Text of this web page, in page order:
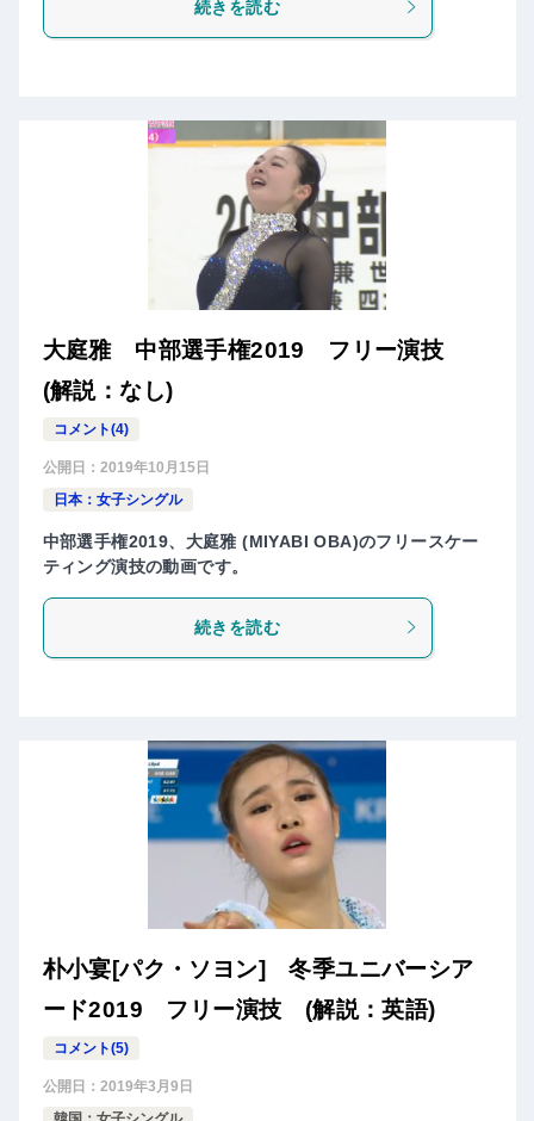
続きを読む
大庭雅 中部選手権2019 フリー演技
(解説：なし)
コメント(4)
公開日： 2019年10月15日
日本：女子シングル
中部選手権2019、大庭雅 (MIYABI OBA)のフリースケー
ティング演技の動画です。
続きを読む
朴小宴[パク・ソヨン] 冬季ユニバーシア
ード2019 フリー演技 (解説：英語)
コメント(5)
公開日： 2019年3月9日